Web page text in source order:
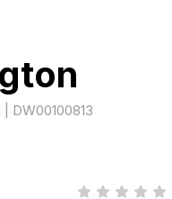
DW00100813